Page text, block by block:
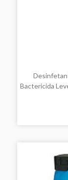
Bactericida